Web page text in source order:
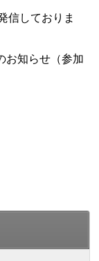
信しておりま
お知らせ（参加